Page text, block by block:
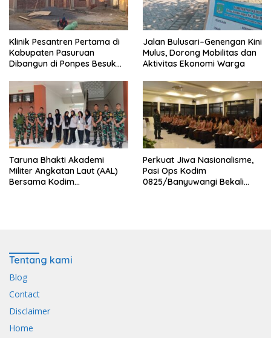
Klinik Pesantren Pertama di
Kabupaten Pasuruan
Dibangun di Ponpes Besuk
Kesehatan Santri
Jalan Bulusari–Genengan Kini
Mulus, Dorong Mobilitas dan
Aktivitas Ekonomi Warga
Taruna Bhakti Akademi
Militer Angkatan Laut (AAL)
Bersama Kodim
Perkuat Jiwa Nasionalisme,
Pasi Ops Kodim
0825/Banyuwangi Bekali
Tentang kami
Blog
Contact
Disclaimer
Home